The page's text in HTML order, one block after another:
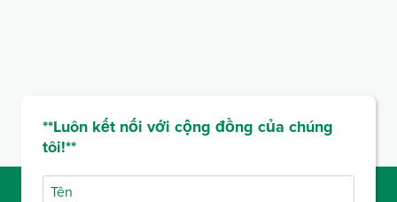
**Luôn kết nối với cộng đồng của chúng
tôi!**
Tên